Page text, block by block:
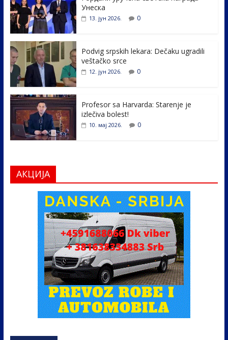
b
o
o
k
er e
dI
e
Унеска
13. јун 2026. 0
Podvig srpskih lekara: Dečaku ugradili
veštačko srce
12. јун 2026. 0
Profesor sa Harvarda: Starenje je
izlečiva bolest!
10. мај 2026. 0
АКЦИЈА